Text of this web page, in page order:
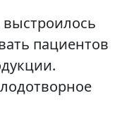
пациентов